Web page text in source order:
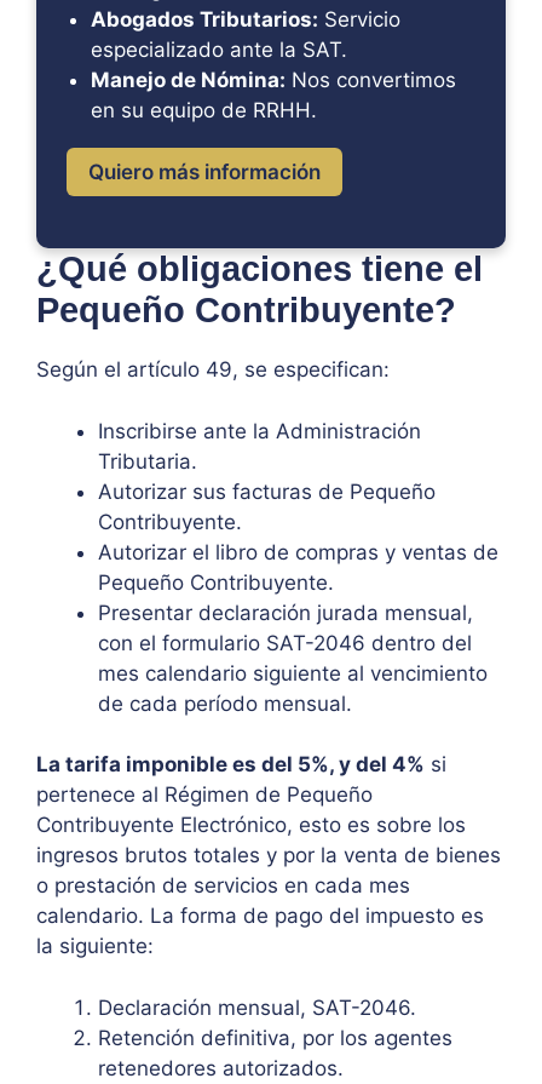
Abogados Tributarios: Servicio
especializado ante la SAT.
Manejo de Nómina: Nos convertimos
en su equipo de RRHH.
Quiero más información
¿Qué obligaciones tiene el
Pequeño Contribuyente?
Según el artículo 49, se especifican:
Inscribirse ante la Administración
Tributaria.
Autorizar sus facturas de Pequeño
Contribuyente.
Autorizar el libro de compras y ventas de
Pequeño Contribuyente.
Presentar declaración jurada mensual,
con el formulario SAT-2046 dentro del
mes calendario siguiente al vencimiento
de cada período mensual.
La tarifa imponible es del 5%, y del 4% si
pertenece al Régimen de Pequeño
Contribuyente Electrónico, esto es sobre los
ingresos brutos totales y por la venta de bienes
o prestación de servicios en cada mes
calendario. La forma de pago del impuesto es
la siguiente:
Declaración mensual, SAT-2046.
Retención definitiva, por los agentes
retenedores autorizados.